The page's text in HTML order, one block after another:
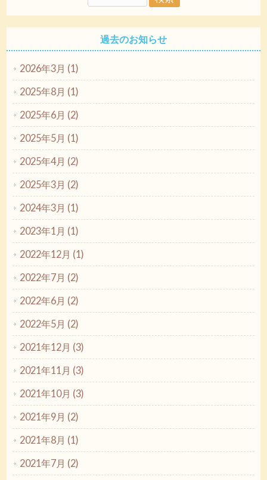
過去のお知らせ
2026年3月 (1)
2025年8月 (1)
2025年6月 (2)
2025年5月 (1)
2025年4月 (2)
2025年3月 (2)
2024年3月 (1)
2023年1月 (1)
2022年12月 (1)
2022年7月 (2)
2022年6月 (2)
2022年5月 (2)
2021年12月 (3)
2021年11月 (3)
2021年10月 (3)
2021年9月 (2)
2021年8月 (1)
2021年7月 (2)